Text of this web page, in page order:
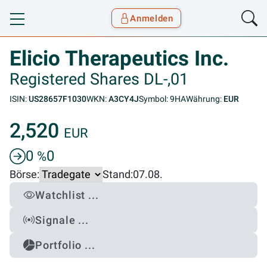
Toggle navigation
Anmelden
Elicio Therapeutics Inc.
Registered Shares DL-,01
ISIN:US28657F1030WKN:A3CY4JSymbol: 9HAWährung: EUR
2,520 EUR
0 %0
Börse: Stand:07.08.
Watchlist ...
Signale ...
Portfolio ...